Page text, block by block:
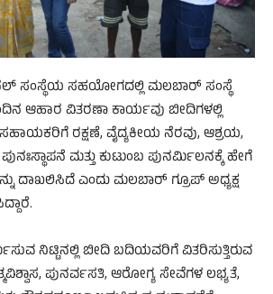
ಸಂಸ್ಥೆಯ ಸಹಯೋಗದಲ್ಲಿ ಮಲಬಾರ್ ಸಂಸ್ಥೆ
ಆಹಾರ ವಿತರಣಾ ಕಾರ್ಯವು ಬೀದಿಗಳಲ್ಲಿ
ರಕ್ಷಣೆ, ವೈದ್ಯಕೀಯ ನೆರವು, ಆಶ್ರಯ,
ಮತ್ತು ಕುಟುಂಬ ಪುನರ್ಮಿಲನಕ್ಕೆ ಹೇಗೆ
ದಾಖಲಿಸಿದೆ ಎಂದು ಮಲಬಾರ್ ಗ್ರೂಪ್ ಅಧ್ಯಕ್ಷ
ನಿಟ್ಟಿನಲ್ಲಿ ಬೀದಿ ಬದಿಯವರಿಗೆ ವಿತರಿಸುತ್ತಿರುವ
ಪುನರ್ವಸತಿ, ಆರೋಗ್ಯ ಸೇವೆಗಳ ಲಭ್ಯತೆ,